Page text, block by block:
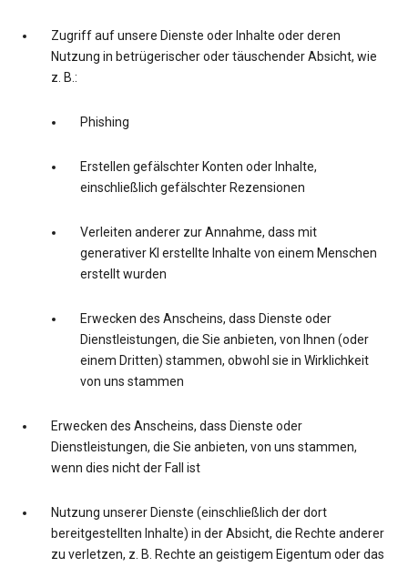
Zugriff auf unsere Dienste oder Inhalte oder deren
Nutzung in betrügerischer oder täuschender Absicht, wie
z. B.:
Phishing
Erstellen gefälschter Konten oder Inhalte,
einschließlich gefälschter Rezensionen
Verleiten anderer zur Annahme, dass mit
generativer KI erstellte Inhalte von einem Menschen
erstellt wurden
Erwecken des Anscheins, dass Dienste oder
Dienstleistungen, die Sie anbieten, von Ihnen (oder
einem Dritten) stammen, obwohl sie in Wirklichkeit
von uns stammen
Erwecken des Anscheins, dass Dienste oder
Dienstleistungen, die Sie anbieten, von uns stammen,
wenn dies nicht der Fall ist
Nutzung unserer Dienste (einschließlich der dort
bereitgestellten Inhalte) in der Absicht, die Rechte anderer
zu verletzen, z. B. Rechte an geistigem Eigentum oder das